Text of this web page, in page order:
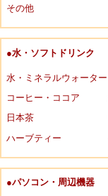
その他
●水・ソフトドリンク
水・ミネラルウォーター
コーヒー・ココア
日本茶
ハーブティー
●パソコン・周辺機器